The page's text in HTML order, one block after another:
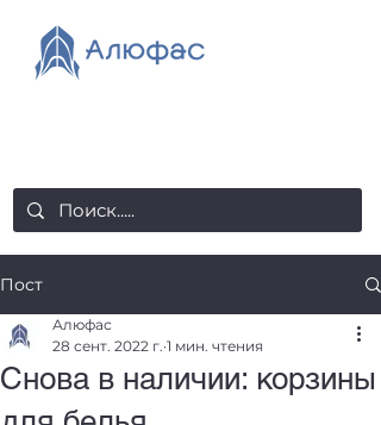
Пост
Снова в наличии: корзины
Алюфас
28 сент. 2022 г. 1 мин. чтения